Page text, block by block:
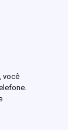
você